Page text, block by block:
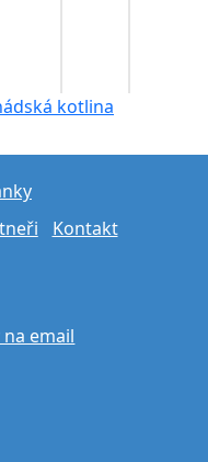
kotlina
Kontakt
email